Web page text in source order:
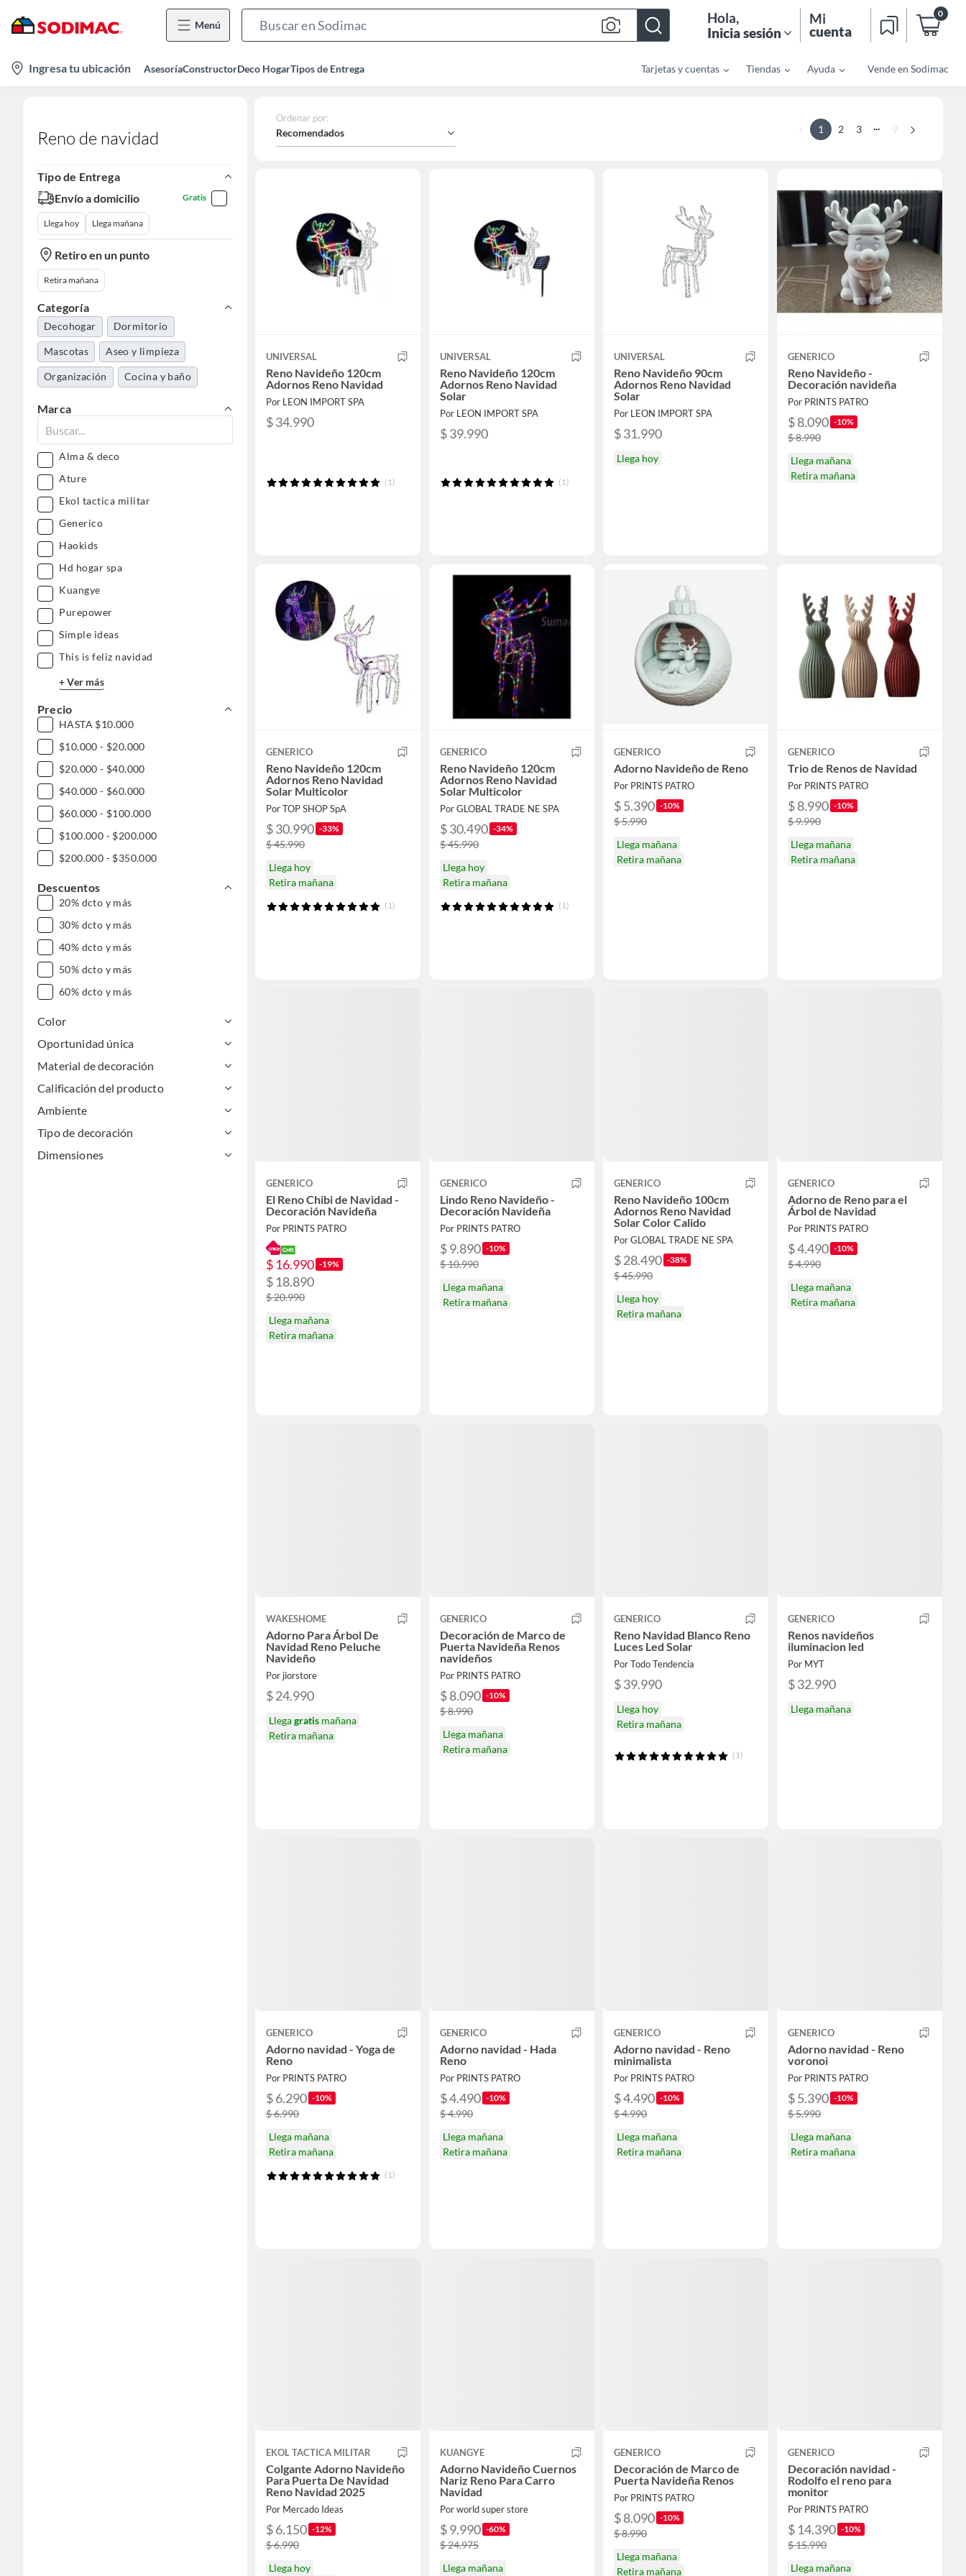
Menú
Bar
Hola,
Inicia sesión
Mi
cuenta
0
location-
icon
Ingresa tu ubicación AsesoríaConstructorDeco HogarTipos de Entrega Tarjetas y cuentas Tiendas Ayuda Vende en Sodimac
Reno de navidad
Tipo de Entrega
Envío a domicilio
Gratis
Llega hoy Llega mañana
Retiro en un punto
Retira mañana
Categoría
Decohogar Dormitorio
Mascotas Aseo y limpieza
Organización Cocina y baño
Marca
Alma & deco
Ature
Ekol tactica militar
Generico
Haokids
Hd hogar spa
Kuangye
Purepower
Simple ideas
This is feliz navidad
+ Ver más
Precio
HASTA $10.000
$10.000 - $20.000
$20.000 - $40.000
$40.000 - $60.000
$60.000 - $100.000
$100.000 - $200.000
$200.000 - $350.000
Descuentos
20% dcto y más
30% dcto y más
40% dcto y más
50% dcto y más
60% dcto y más
Color
Oportunidad única
Material de decoración
Calificación del producto
Ambiente
Tipo de decoración
Dimensiones
Ordenar por:
Recomendados 1 2 3 ... 9
UNIVERSAL
Reno Navideño 120cm
Adornos Reno Navidad
Por LEON IMPORT SPA
$ 34.990
(1)
UNIVERSAL
Reno Navideño 120cm
Adornos Reno Navidad
Solar
Por LEON IMPORT SPA
$ 39.990
(1)
UNIVERSAL
Reno Navideño 90cm
Adornos Reno Navidad
Solar
Por LEON IMPORT SPA
$ 31.990
Llega hoy
GENERICO
Reno Navideño -
Decoración navideña
Por PRINTS PATRO
$ 8.090 -10%
$ 8.990
Llega mañana
Retira mañana
GENERICO
Reno Navideño 120cm
Adornos Reno Navidad
Solar Multicolor
Por TOP SHOP SpA
$ 30.990 -33%
$ 45.990
Llega hoy
Retira mañana
(1)
GENERICO
Reno Navideño 120cm
Adornos Reno Navidad
Solar Multicolor
Por GLOBAL TRADE NE SPA
$ 30.490 -34%
$ 45.990
Llega hoy
Retira mañana
(1)
GENERICO
Adorno Navideño de Reno
Por PRINTS PATRO
$ 5.390 -10%
$ 5.990
Llega mañana
Retira mañana
GENERICO
Trio de Renos de Navidad
Por PRINTS PATRO
$ 8.990 -10%
$ 9.990
Llega mañana
Retira mañana
GENERICO
El Reno Chibi de Navidad -
Decoración Navideña
Por PRINTS PATRO
$ 16.990 -19%
$ 18.890
$ 20.990
Llega mañana
Retira mañana
GENERICO
Lindo Reno Navideño -
Decoración Navideña
Por PRINTS PATRO
$ 9.890 -10%
$ 10.990
Llega mañana
Retira mañana
GENERICO
Reno Navideño 100cm
Adornos Reno Navidad
Solar Color Calido
Por GLOBAL TRADE NE SPA
$ 28.490 -38%
$ 45.990
Llega hoy
Retira mañana
GENERICO
Adorno de Reno para el
Árbol de Navidad
Por PRINTS PATRO
$ 4.490 -10%
$ 4.990
Llega mañana
Retira mañana
WAKESHOME
Adorno Para Árbol De
Navidad Reno Peluche
Navideño
Por jiorstore
$ 24.990
Llegagratis mañana
Retira mañana
GENERICO
Decoración de Marco de
Puerta Navideña Renos
navideños
Por PRINTS PATRO
$ 8.090 -10%
$ 8.990
Llega mañana
Retira mañana
GENERICO
Reno Navidad Blanco Reno
Luces Led Solar
Por Todo Tendencia
$ 39.990
Llega hoy
Retira mañana
(1)
GENERICO
Renos navideños
iluminacion led
Por MYT
$ 32.990
Llega mañana
GENERICO
Adorno navidad - Yoga de
Reno
Por PRINTS PATRO
$ 6.290 -10%
$ 6.990
Llega mañana
Retira mañana
(1)
GENERICO
Adorno navidad - Hada
Reno
Por PRINTS PATRO
$ 4.490 -10%
$ 4.990
Llega mañana
Retira mañana
GENERICO
Adorno navidad - Reno
minimalista
Por PRINTS PATRO
$ 4.490 -10%
$ 4.990
Llega mañana
Retira mañana
GENERICO
Adorno navidad - Reno
voronoi
Por PRINTS PATRO
$ 5.390 -10%
$ 5.990
Llega mañana
Retira mañana
EKOL TACTICA MILITAR
Colgante Adorno Navideño
Para Puerta De Navidad
Reno Navidad 2025
Por Mercado Ideas
$ 6.150 -12%
$ 6.990
Llega hoy
KUANGYE
Adorno Navideño Cuernos
Nariz Reno Para Carro
Navidad
Por world super store
$ 9.990 -60%
$ 24.975
Llega mañana
GENERICO
Decoración de Marco de
Puerta Navideña Renos
Por PRINTS PATRO
$ 8.090 -10%
$ 8.990
Llega mañana
Retira mañana
GENERICO
Decoración navidad -
Rodolfo el reno para
monitor
Por PRINTS PATRO
$ 14.390 -10%
$ 15.990
Llega mañana